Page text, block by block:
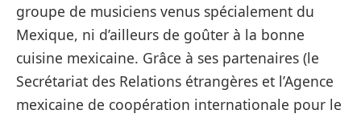
groupe de musiciens venus spécialement du
Mexique, ni d’ailleurs de goûter à la bonne
cuisine mexicaine. Grâce à ses partenaires (le
Secrétariat des Relations étrangères et l’Agence
mexicaine de coopération internationale pour le